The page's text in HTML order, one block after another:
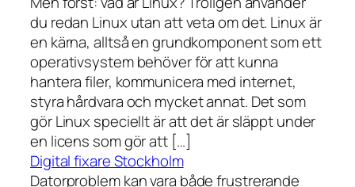
du redan Linux utan att veta om det. Linux är
en kärna, alltså en grundkomponent som ett
operativsystem behöver för att kunna
hantera filer, kommunicera med internet,
styra hårdvara och mycket annat. Det som
gör Linux speciellt är att det är släppt under
en licens som gör att […]
Digital fixare Stockholm
Datorproblem kan vara både frustrerande